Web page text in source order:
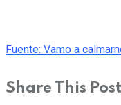
Fuente: Vamo a
Share This